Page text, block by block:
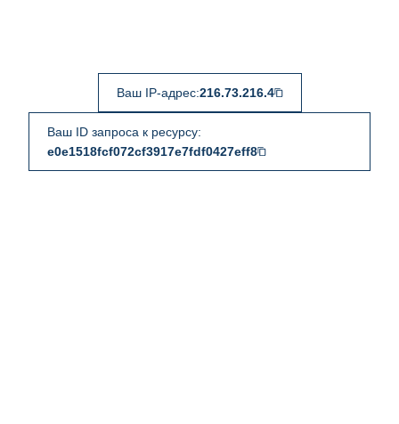
Ваш IP-адрес:216.73.216.4
Ваш ID запроса к ресурсу:
e0e1518fcf072cf3917e7fdf0427eff8